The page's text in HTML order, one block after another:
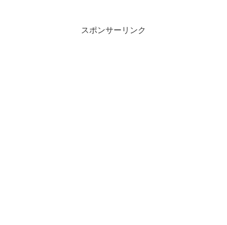
スポンサーリンク